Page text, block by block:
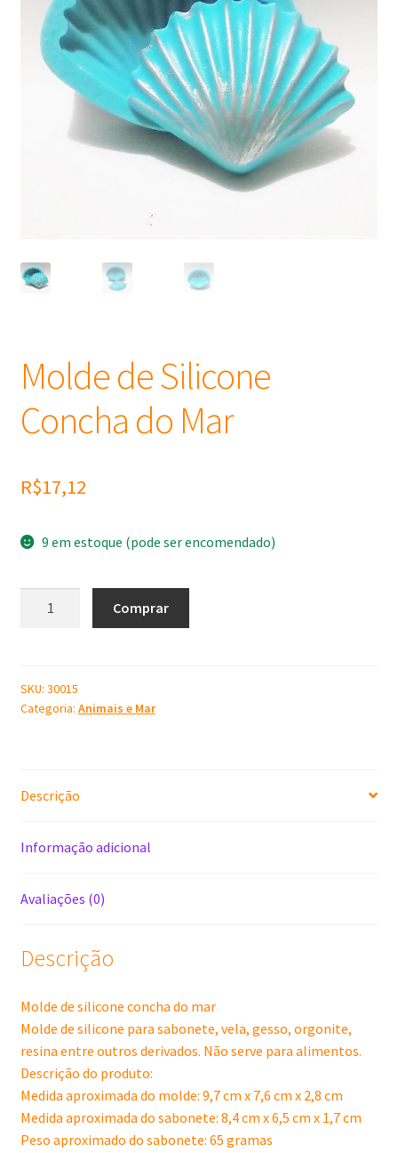
Frascos
Extratos
Matéria Prima
Óleos
Molde de Silicone
Concha do Mar
R$17,12
9 em estoque (pode ser encomendado)
do
Mar
Comprar
SKU: 30015
Categoria: Animais e Mar
Descrição
Informação adicional
Avaliações (0)
Descrição
Molde de silicone concha do mar
Molde de silicone para sabonete, vela, gesso, orgonite,
resina entre outros derivados. Não serve para alimentos.
Descrição do produto:
Medida aproximada do molde: 9,7 cm x 7,6 cm x 2,8 cm
Medida aproximada do sabonete: 8,4 cm x 6,5 cm x 1,7 cm
Peso aproximado do sabonete: 65 gramas